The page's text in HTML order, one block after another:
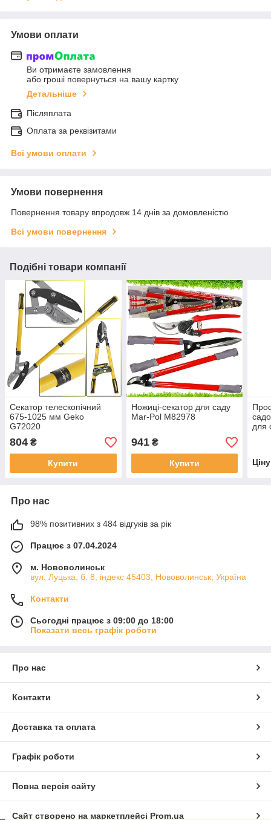
Умови оплати
Ви отримаєте замовлення
або гроші повернуться на вашу картку
Детальніше
Післяплата
Оплата за реквізитами
Всі умови оплати
Умови повернення
Повернення товару впродовж 14 днів за домовленістю
Всі умови повернення
Подібні товари компанії
Секатор телескопічний
675-1025 мм Geko
G72020
804 ₴
Купити
Ножиці-секатор для саду
Mar-Pol M82978
941₴
Купити
для
Про нас
98% позитивних з 484 відгуків за рік
Працює з 07.04.2024
м. Нововолинськ
вул. Луцька, б. 8, індекс 45403, Нововолинськ, Україна
Контакти
Сьогодні працює з 09:00 до 18:00
Показати весь графік роботи
Про нас
Контакти
Доставка та оплата
Графік роботи
Повна версія сайту
Сайт створено на маркетплейсі Prom.ua